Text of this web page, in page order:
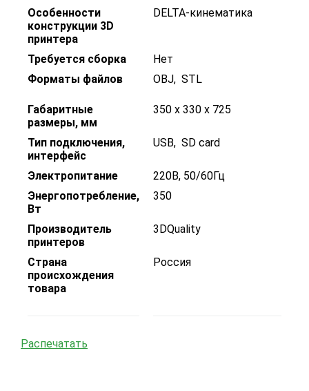
Особенности
конструкции 3D
принтера
DELTA-кинематика
Требуется сборка
Нет
Форматы файлов
OBJ, STL
Габаритные
размеры, мм
350 х 330 х 725
Тип подключения,
интерфейс
USB, SD card
Электропитание
220В, 50/60Гц
Энергопотребление,
Вт
350
Производитель
принтеров
3DQuality
Страна
происхождения
товара
Россия
Распечатать